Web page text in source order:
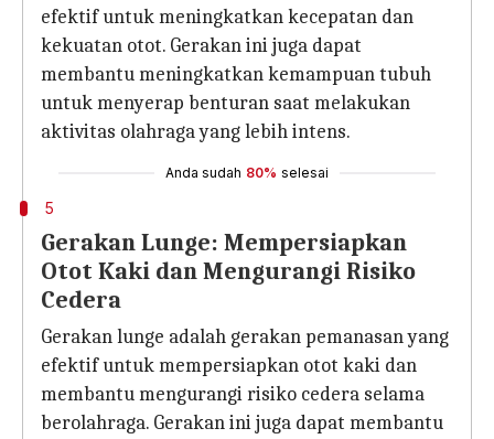
efektif untuk meningkatkan kecepatan dan
kekuatan otot. Gerakan ini juga dapat
membantu meningkatkan kemampuan tubuh
untuk menyerap benturan saat melakukan
aktivitas olahraga yang lebih intens.
Anda sudah 80% selesai
5
Gerakan Lunge: Mempersiapkan
Otot Kaki dan Mengurangi Risiko
Cedera
Gerakan lunge adalah gerakan pemanasan yang
efektif untuk mempersiapkan otot kaki dan
membantu mengurangi risiko cedera selama
berolahraga. Gerakan ini juga dapat membantu